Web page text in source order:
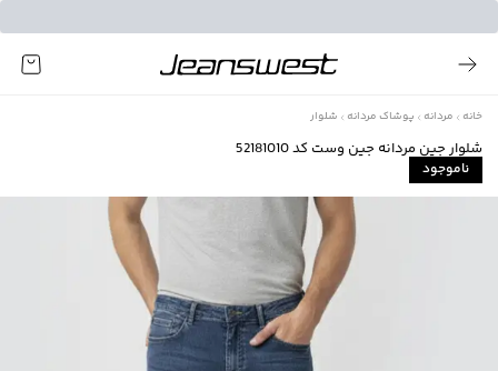
خانه مردانه پوشاک مردانه شلوار
شلوار جين مردانه جين وست كد 52181010
ناموجود